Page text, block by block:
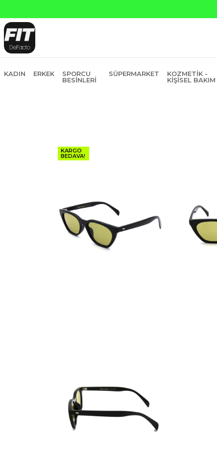
KADIN ERKEK
SPORCU
BESINLERI
SÜPERMARKET
KOZMETIK -
KIŞISEL BAKIM
KARGO
BEDAVA!